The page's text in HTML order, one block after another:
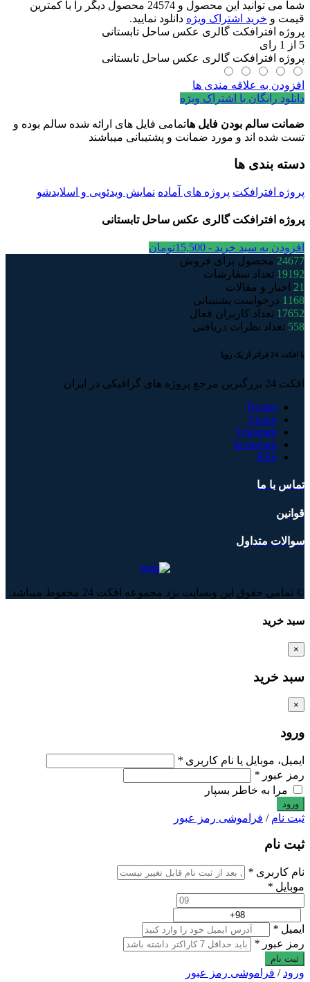
شما می توانید این محصول و 24574 محصول دیگر را با کمترین
قیمت و خرید اشتراک ویژه دانلود نمایید.
پروژه افترافکت گالری عکس ساحل تابستانی
5 از 1 رای
پروژه افترافکت گالری عکس ساحل تابستانی
افزودن به علاقه مندی ها
دانلود رایگان با اشتراک ویژه
ضمانت سالم بودن فایل هاتمامی فایل های ارائه شده سالم بوده و
تست شده اند و مورد ضمانت و پشتیبانی میباشند
دسته بندی ها
پروژه افترافکت پروژه های آماده نمایش ویدئویی و اسلایدشو
پروژه افترافکت گالری عکس ساحل تابستانی
افزودن به سبد خرید - 15,500تومان
24677 محصول برای فروش
19192 تعداد سفارشات
21 اخبار و مقالات
1168 درخواست پشتیبانی
17652 تعداد کاربران فعال
558 تعداد نظرات دریافتی
با افکت 24 فراتر از یک رویا
افکت 24 بزرگترین مرجع پروژه های گرافیکی در ایران
Twitter
Aparat
Telegram
Instagram
RSS
تماس با ما
قوانین
سوالات متداول
© تمامی حقوق این وبسایت نزد مجموعه افکت 24 محفوظ میباشد.
سبد خرید
×
سبد خرید
×
ورود
ایمیل، موبایل یا نام کاربری *
رمز عبور *
مرا به خاطر بسپار
ثبت نام / فراموشی رمز عبور
ثبت نام
نام کاربری *
موبایل *
ایمیل *
رمز عبور *
ثبت نام
ورود / فراموشی رمز عبور